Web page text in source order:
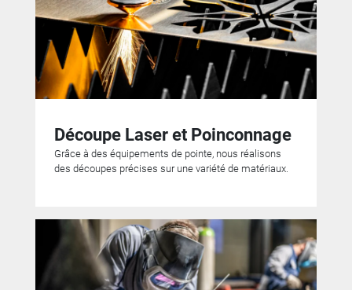
Découpe Laser et Poinconnage
Grâce à des équipements de pointe, nous réalisons
des découpes précises sur une variété de matériaux.